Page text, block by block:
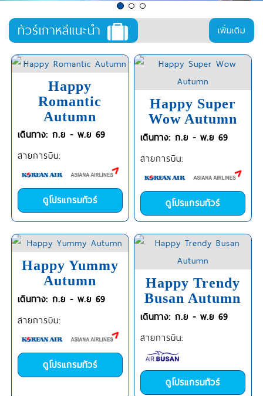
ทัวร์เกาหลีแนะนำ เพิ่มเติม
Happy
Romantic
Autumn
เดินทาง: ก.ย - พ.ย 69
สายการบิน:
ดูโปรแกรมทัวร์
Happy Super
Wow Autumn
เดินทาง: ก.ย - พ.ย 69
สายการบิน:
ดูโปรแกรมทัวร์
Happy Yummy
Autumn
เดินทาง: ก.ย - พ.ย 69
สายการบิน:
ดูโปรแกรมทัวร์
Happy Trendy
Busan Autumn
เดินทาง: ก.ย - พ.ย 69
สายการบิน:
ดูโปรแกรมทัวร์